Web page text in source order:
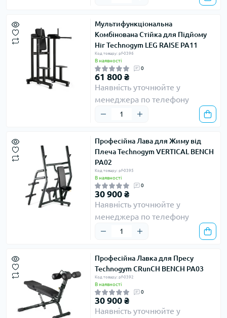
Мультифункціональна
Комбінована Стійка для Підйому
Ніг Technogym LEG RAISE PA11
Код товару: pf-0396
В наявності
0
61 800 ₴
Наявність уточнюйте у
менеджера по телефону
Професійна Лава для Жиму від
Плеча Technogym VERTICAL BENCH
PA02
Код товару: pf-0395
В наявності
0
30 900 ₴
Наявність уточнюйте у
менеджера по телефону
Професійна Лавка для Пресу
Technogym CRunCH BENCH PA03
Код товару: pf-0392
В наявності
0
30 900 ₴
Наявність уточнюйте у